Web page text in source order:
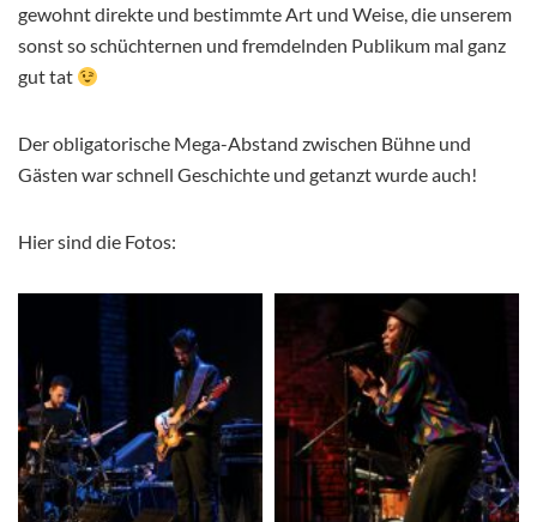
gewohnt direkte und bestimmte Art und Weise, die unserem
sonst so schüchternen und fremdelnden Publikum mal ganz
gut tat
Der obligatorische Mega-Abstand zwischen Bühne und
Gästen war schnell Geschichte und getanzt wurde auch!
Hier sind die Fotos: